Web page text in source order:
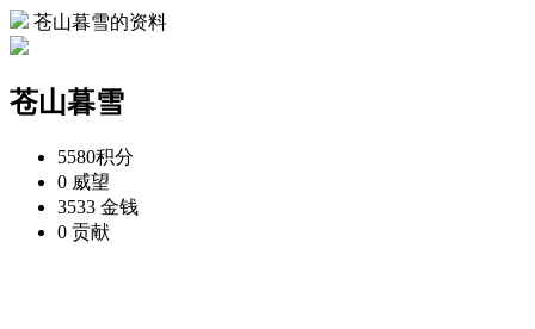
苍山暮雪的资料
苍山暮雪
5580积分
0 威望
3533 金钱
0 贡献